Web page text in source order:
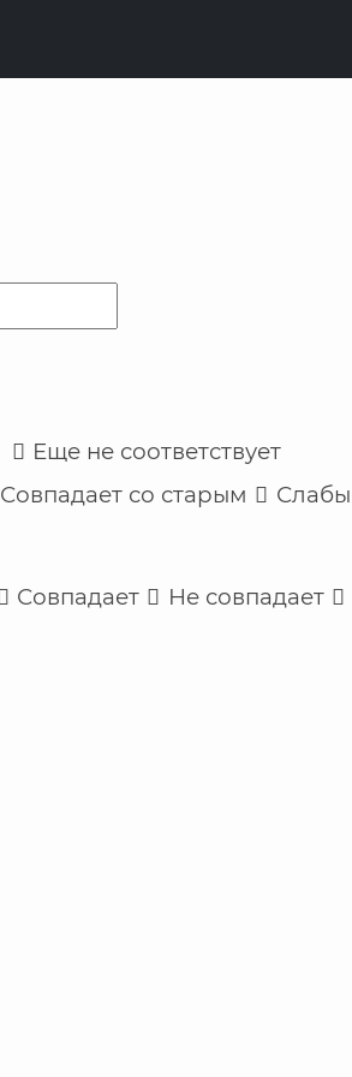
Еще не соответствует
Совпадает со старым
Совпадает Не совпадает